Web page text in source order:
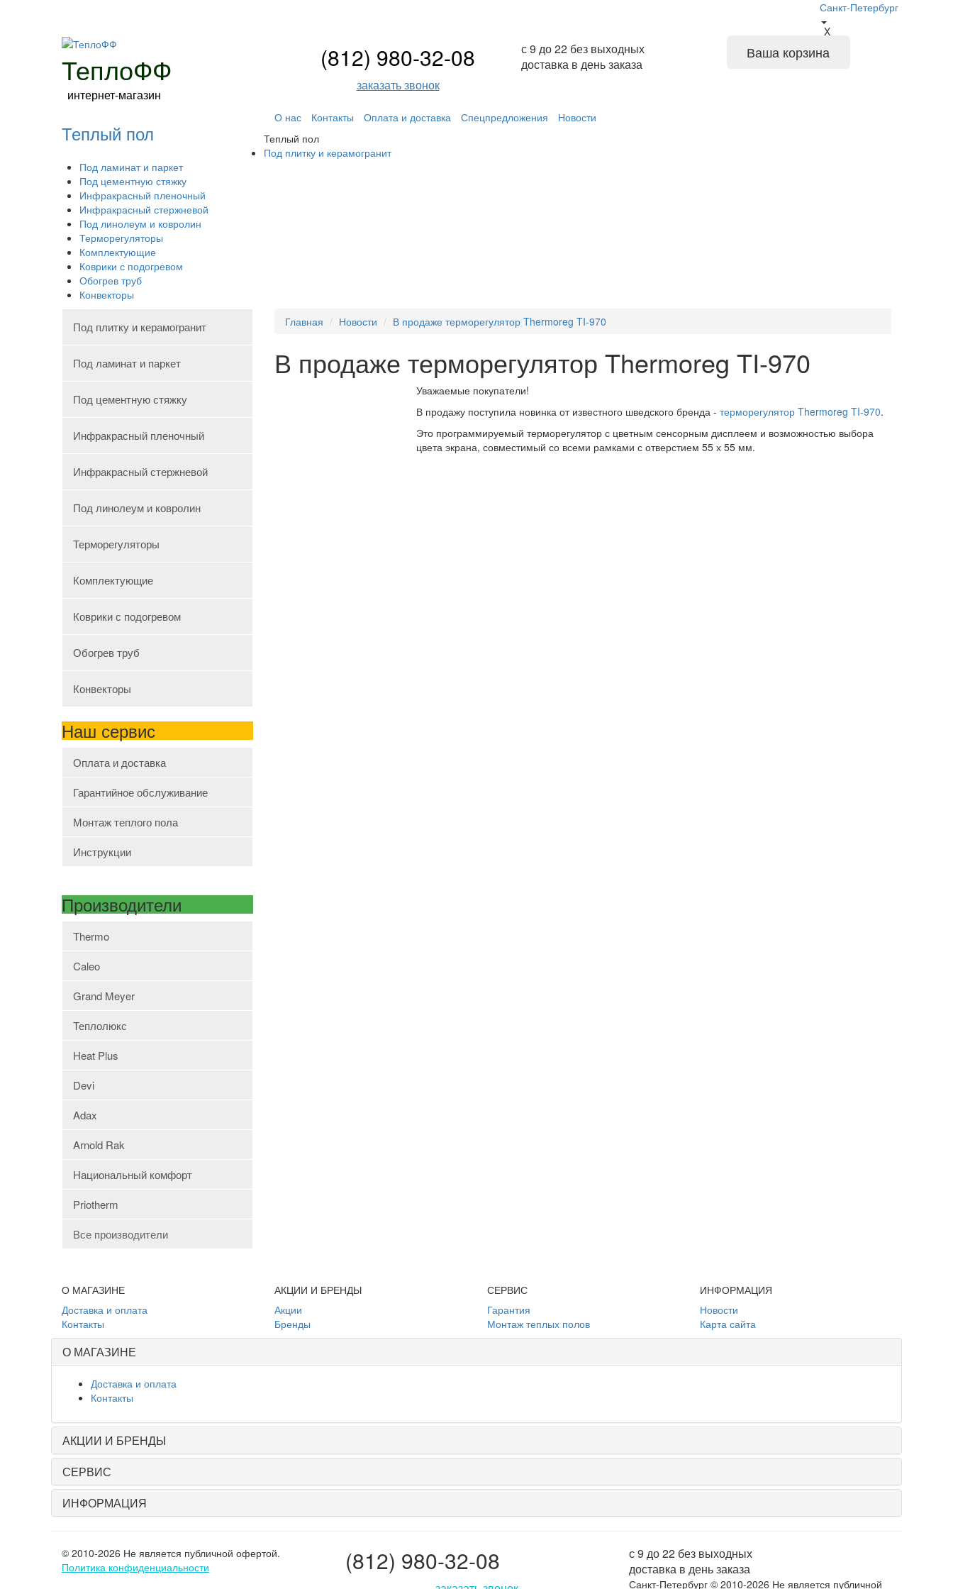
Санкт-Петербург
X
ТеплоФФ
интернет-магазин
(812) 980-32-08
заказать звонок
с 9 до 22 без выходных
доставка в день заказа
Ваша корзина
Теплый пол
О нас Контакты Оплата и доставка Спецпредложения
Новости
Теплый пол
Под плитку и керамогранит
Под ламинат и паркет
Под цементную стяжку
Инфракрасный пленочный
Инфракрасный стержневой
Под линолеум и ковролин
Терморегуляторы
Комплектующие
Коврики с подогревом
Обогрев труб
Конвекторы
Под плитку и керамогранит
Под ламинат и паркет
Под цементную стяжку
Инфракрасный пленочный
Инфракрасный стержневой
Под линолеум и ковролин
Терморегуляторы
Комплектующие
Коврики с подогревом
Обогрев труб
Конвекторы
Наш сервис
Оплата и доставка
Гарантийное обслуживание
Монтаж теплого пола
Инструкции
Производители
Thermo
Caleo
Grand Meyer
Теплолюкс
Heat Plus
Devi
Adax
Arnold Rak
Национальный комфорт
Priotherm
Все производители
Главная Новости В продаже терморегулятор Thermoreg TI-970
В продаже терморегулятор Thermoreg TI-970
Уважаемые покупатели!
В продажу поступила новинка от известного шведского бренда - терморегулятор Thermoreg TI-970.
Это программируемый терморегулятор с цветным сенсорным дисплеем и возможностью выбора
цвета экрана, совместимый со всеми рамками с отверстием 55 х 55 мм.
О МАГАЗИНЕ
Доставка и оплата
Контакты
АКЦИИ И БРЕНДЫ
Акции
Бренды
СЕРВИС
Гарантия
Монтаж теплых полов
ИНФОРМАЦИЯ
Новости
Карта сайта
О МАГАЗИНЕ
Доставка и оплата
Контакты
АКЦИИ И БРЕНДЫ
СЕРВИС
ИНФОРМАЦИЯ
© 2010-2026 Не является публичной офертой.
Политика конфиденциальности
(812) 980-32-08
с 9 до 22 без выходных
доставка в день заказа
Санкт-Петербург © 2010-2026 Не является публичной